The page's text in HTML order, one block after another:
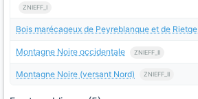
ZNIEFF_I
Bois marécageux de Peyreblanque et de Rietge
Montagne Noire occidentale ZNIEFF_II
Montagne Noire (versant Nord) ZNIEFF_II